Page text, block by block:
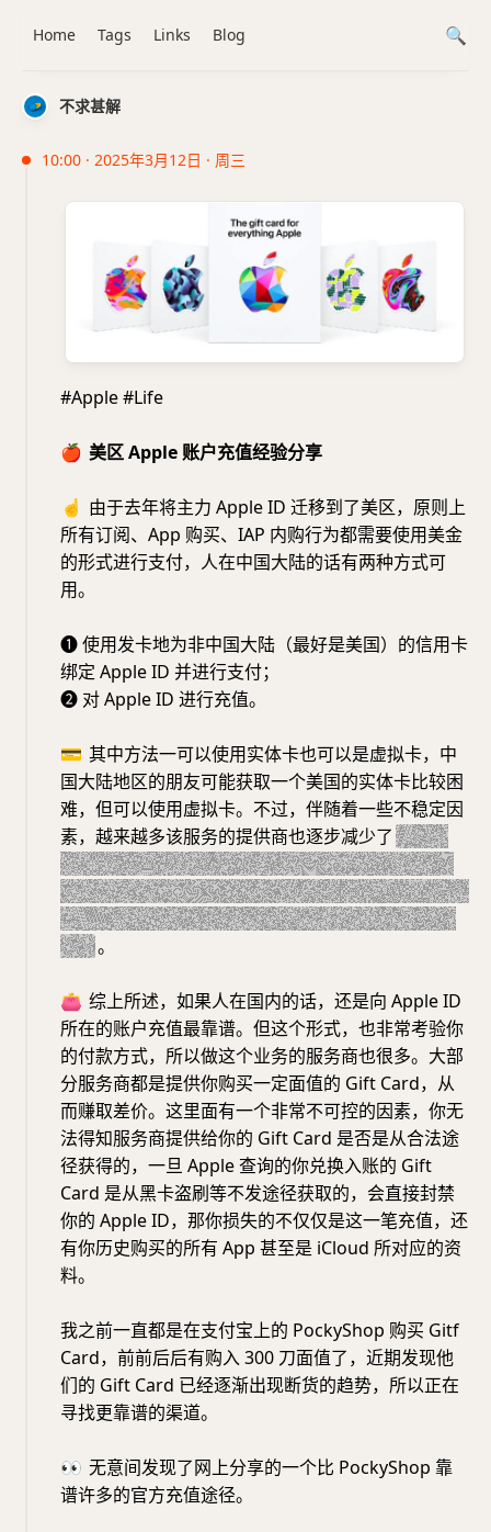
不求甚解
10:00 · 2025年3月12日 · 周三
#Apple #Life
🍎 美区 Apple 账户充值经验分享
☝️ 由于去年将主力 Apple ID 迁移到了美区，原则上
所有订阅、App 购买、IAP 内购行为都需要使用美金
的形式进行支付，人在中国大陆的话有两种方式可
用。
❶ 使用发卡地为非中国大陆（最好是美国）的信用卡
绑定 Apple ID 并进行支付；
❷ 对 Apple ID 进行充值。
💳 其中方法一可以使用实体卡也可以是虚拟卡，中
国大陆地区的朋友可能获取一个美国的实体卡比较困
难，但可以使用虚拟卡。不过，伴随着一些不稳定因
素，越来越多该服务的提供商也逐步减少了（例如
OneKey Card 已经在去年关停其虚拟信用卡业务，
DuPay 由于其上有原因频繁更换发卡行和虚拟信用卡
种类，WildCard 也在近期更换了虚拟信用卡服务流
程）。
👛 综上所述，如果人在国内的话，还是向 Apple ID
所在的账户充值最靠谱。但这个形式，也非常考验你
的付款方式，所以做这个业务的服务商也很多。大部
分服务商都是提供你购买一定面值的 Gift Card，从
而赚取差价。这里面有一个非常不可控的因素，你无
法得知服务商提供给你的 Gift Card 是否是从合法途
径获得的，一旦 Apple 查询的你兑换入账的 Gift
Card 是从黑卡盗刷等不发途径获取的，会直接封禁
你的 Apple ID，那你损失的不仅仅是这一笔充值，还
有你历史购买的所有 App 甚至是 iCloud 所对应的资
料。
我之前一直都是在支付宝上的 PockyShop 购买 Gitf
Card，前前后后有购入 300 刀面值了，近期发现他
们的 Gift Card 已经逐渐出现断货的趋势，所以正在
寻找更靠谱的渠道。
👀 无意间发现了网上分享的一个比 PockyShop 靠
谱许多的官方充值途径。
Home Tags Links Blog